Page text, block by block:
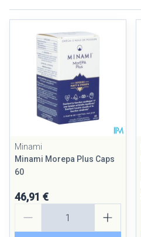
Minami
Minami Morepa Plus Caps
60
46,91 €